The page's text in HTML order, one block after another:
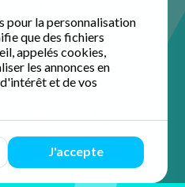
pour la personnalisation
que des fichiers
appelés cookies,
les annonces en
et de vos
J'accepte
un domicile impeccable.
5 sur 2 avisGoogle
Y aller Appeler